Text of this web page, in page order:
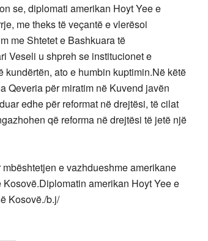
se, diplomati amerikan Hoyt Yee e
me theks të veçantë e vlerësoi
me Shtetet e Bashkuara të
Veseli u shpreh se institucionet e
kundërtën, ato e humbin kuptimin.Në këtë
Qeveria për miratim në Kuvend javën
edhe për reformat në drejtësi, të cilat
që reforma në drejtësi të jetë një
e vazhdueshme amerikane
amerikan Hoyt Yee e
Kosovë./b.j/